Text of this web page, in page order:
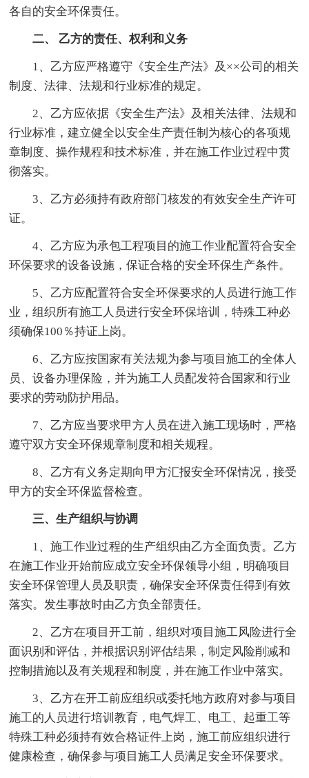
各自的安全环保责任。
二、 乙方的责任、权利和义务
1、乙方应严格遵守《安全生产法》及××公司的相关
制度、法律、法规和行业标准的规定。
2、乙方应依据《安全生产法》及相关法律、法规和
行业标准，建立健全以安全生产责任制为核心的各项规
章制度、操作规程和技术标准，并在施工作业过程中贯
彻落实。
3、乙方必须持有政府部门核发的有效安全生产许可
证。
4、乙方应为承包工程项目的施工作业配置符合安全
环保要求的设备设施，保证合格的安全环保生产条件。
5、乙方应配置符合安全环保要求的人员进行施工作
业，组织所有施工人员进行安全环保培训，特殊工种必
须确保100％持证上岗。
6、乙方应按国家有关法规为参与项目施工的全体人
员、设备办理保险，并为施工人员配发符合国家和行业
要求的劳动防护用品。
7、乙方应当要求甲方人员在进入施工现场时，严格
遵守双方安全环保规章制度和相关规程。
8、乙方有义务定期向甲方汇报安全环保情况，接受
甲方的安全环保监督检查。
三、生产组织与协调
1、施工作业过程的生产组织由乙方全面负责。乙方
在施工作业开始前应成立安全环保领导小组，明确项目
安全环保管理人员及职责，确保安全环保责任得到有效
落实。发生事故时由乙方负全部责任。
2、乙方在项目开工前，组织对项目施工风险进行全
面识别和评估，并根据识别评估结果，制定风险削减和
控制措施以及有关规程和制度，并在施工作业中落实。
3、乙方在开工前应组织或委托地方政府对参与项目
施工的人员进行培训教育，电气焊工、电工、起重工等
特殊工种必须持有效合格证件上岗，施工前应组织进行
健康检查，确保参与项目施工人员满足安全环保要求。